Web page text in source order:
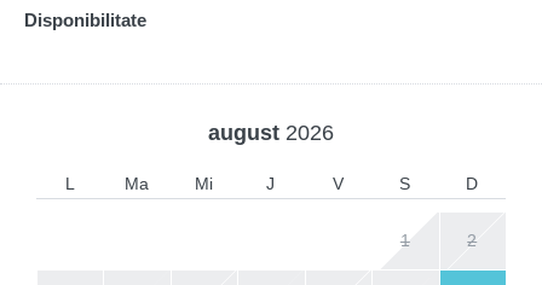
Disponibilitate
august 2026
L Ma Mi J V S D
1 2